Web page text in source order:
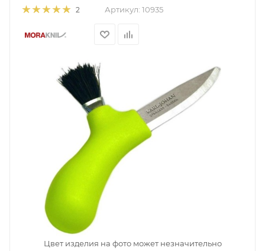
2 Артикул: 10935
Цвет изделия на фото может незначительно